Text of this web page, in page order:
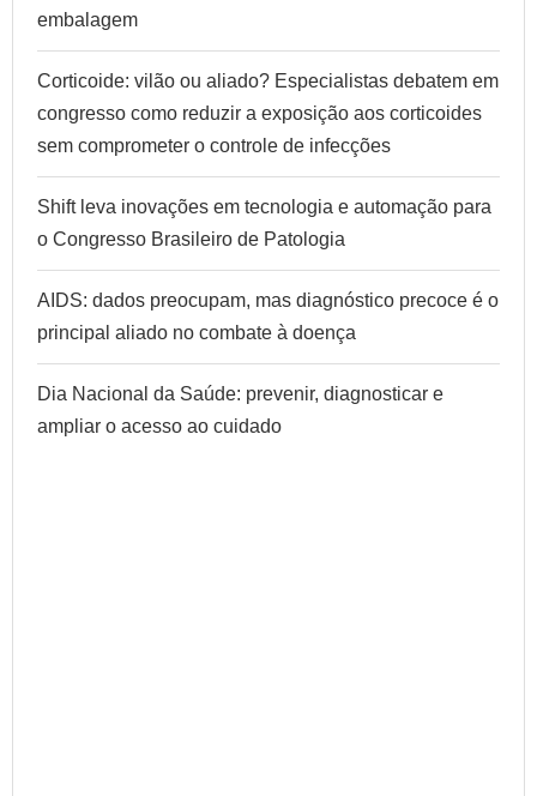
embalagem
Corticoide: vilão ou aliado? Especialistas debatem em
congresso como reduzir a exposição aos corticoides
sem comprometer o controle de infecções
Shift leva inovações em tecnologia e automação para
o Congresso Brasileiro de Patologia
AIDS: dados preocupam, mas diagnóstico precoce é o
principal aliado no combate à doença
Dia Nacional da Saúde: prevenir, diagnosticar e
ampliar o acesso ao cuidado